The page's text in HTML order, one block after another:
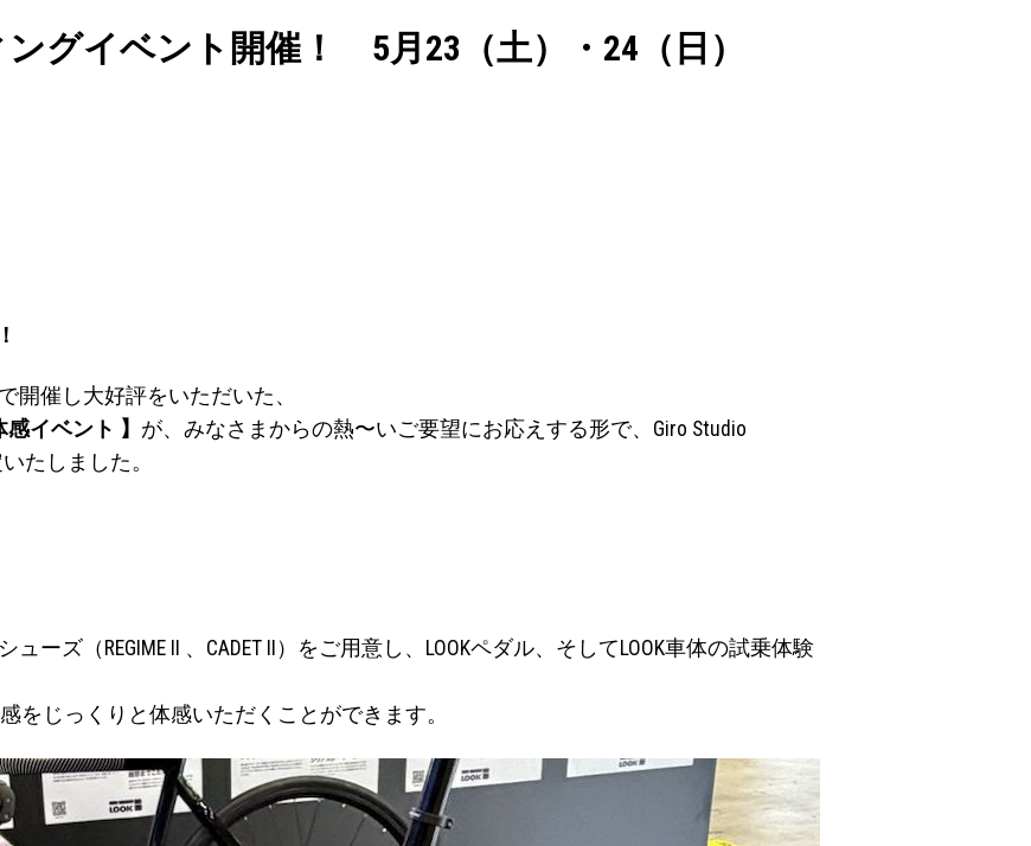
ングイベント開催！ 5月23（土）・24（日）
開催し大好評をいただいた、
感イベント 】 が、みなさまからの熱〜いご要望にお応えする形で、Giro Studio
たしました。
ューズ（REGIME II 、CADET II）をご用意し、LOOKペダル、そしてLOOK車体の試乗体験
をじっくりと体感いただくことができます。